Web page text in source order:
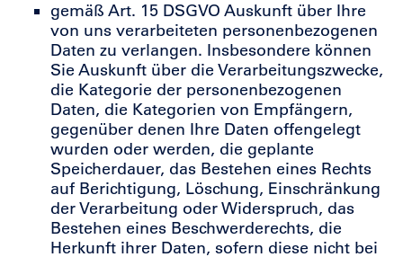
gemäß Art. 15 DSGVO Auskunft über Ihre
von uns verarbeiteten personenbezogenen
Daten zu verlangen. Insbesondere können
Sie Auskunft über die Verarbeitungszwecke,
die Kategorie der personenbezogenen
Daten, die Kategorien von Empfängern,
gegenüber denen Ihre Daten offengelegt
wurden oder werden, die geplante
Speicherdauer, das Bestehen eines Rechts
auf Berichtigung, Löschung, Einschränkung
der Verarbeitung oder Widerspruch, das
Bestehen eines Beschwerderechts, die
Herkunft ihrer Daten, sofern diese nicht bei